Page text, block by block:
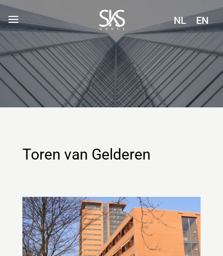
NL EN
Toren van Gelderen